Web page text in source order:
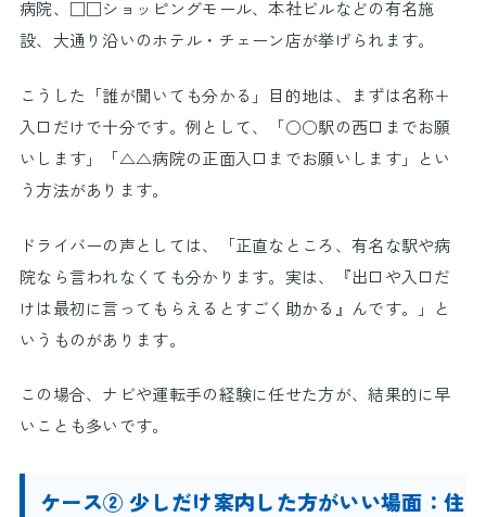
病院、□□ショッピングモール、本社ビルなどの有名施
設、大通り沿いのホテル・チェーン店が挙げられます。
こうした「誰が聞いても分かる」目的地は、まずは名称＋
入口だけで十分です。例として、「○○駅の西口までお願
いします」「△△病院の正面入口までお願いします」とい
う方法があります。
ドライバーの声としては、「正直なところ、有名な駅や病
院なら言われなくても分かります。実は、『出口や入口だ
けは最初に言ってもらえるとすごく助かる』んです。」と
いうものがあります。
この場合、ナビや運転手の経験に任せた方が、結果的に早
いことも多いです。
ケース② 少しだけ案内した方がいい場面：住